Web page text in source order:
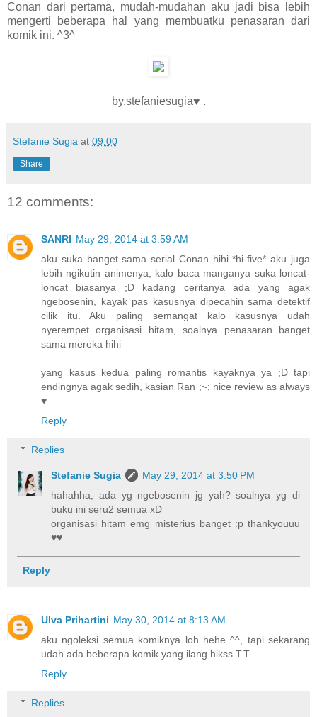
Conan dari pertama, mudah-mudahan aku jadi bisa lebih
mengerti beberapa hal yang membuatku penasaran dari
komik ini. ^3^
by.stefaniesugia♥ .
Stefanie Sugia at 09:00
Share
12 comments:
SANRI May 29, 2014 at 3:59 AM
aku suka banget sama serial Conan hihi *hi-five* aku juga
lebih ngikutin animenya, kalo baca manganya suka loncat-
loncat biasanya ;D kadang ceritanya ada yang agak
ngebosenin, kayak pas kasusnya dipecahin sama detektif
cilik itu. Aku paling semangat kalo kasusnya udah
nyerempet organisasi hitam, soalnya penasaran banget
sama mereka hihi
yang kasus kedua paling romantis kayaknya ya ;D tapi
endingnya agak sedih, kasian Ran ;~; nice review as always
♥
Reply
Replies
Stefanie Sugia
May 29, 2014 at 3:50 PM
hahahha, ada yg ngebosenin jg yah? soalnya yg di
buku ini seru2 semua xD
organisasi hitam emg misterius banget :p thankyouuu
♥♥
Reply
Ulva Prihartini May 30, 2014 at 8:13 AM
aku ngoleksi semua komiknya loh hehe ^^, tapi sekarang
udah ada beberapa komik yang ilang hikss T.T
Reply
Replies